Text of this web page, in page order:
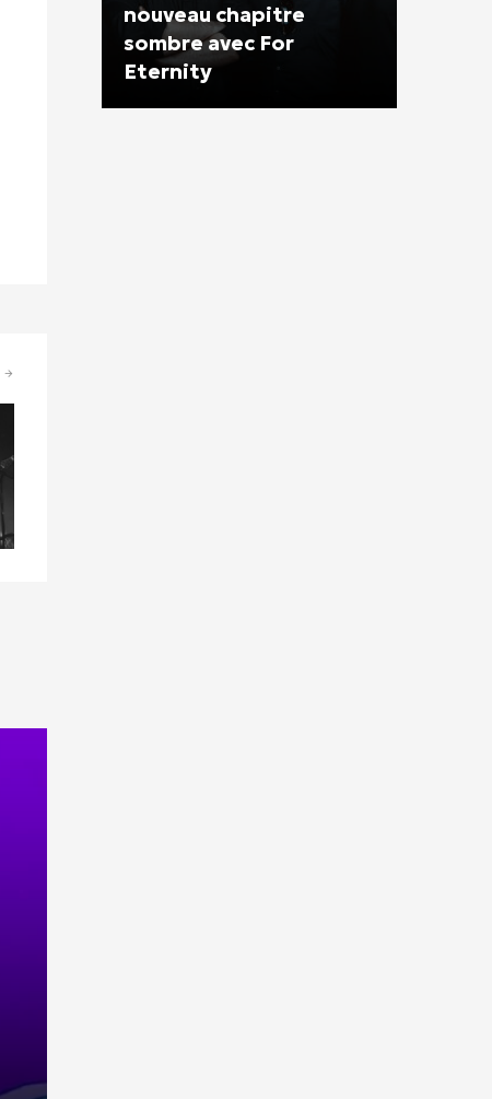
nouveau chapitre
sombre avec For
Eternity